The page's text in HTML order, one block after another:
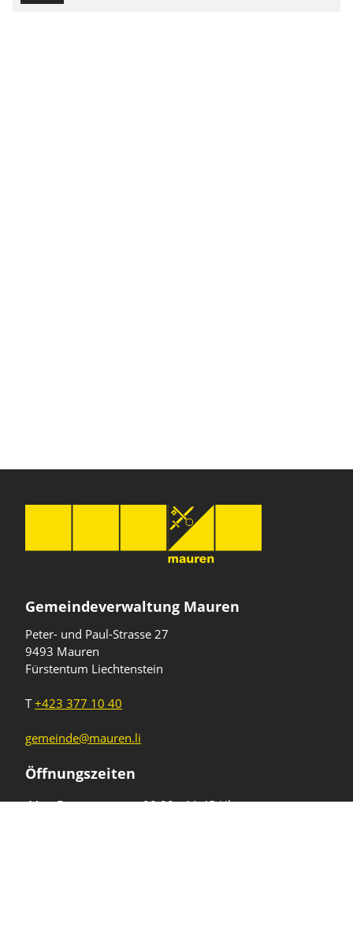
Gemeindeverwaltung Mauren
Peter- und Paul-Strasse 27
9493 Mauren
Fürstentum Liechtenstein
T+423 377 10 40
gemeinde@mauren.li
Öffnungszeiten
Mo - Do
08.00 - 11.45 Uhr